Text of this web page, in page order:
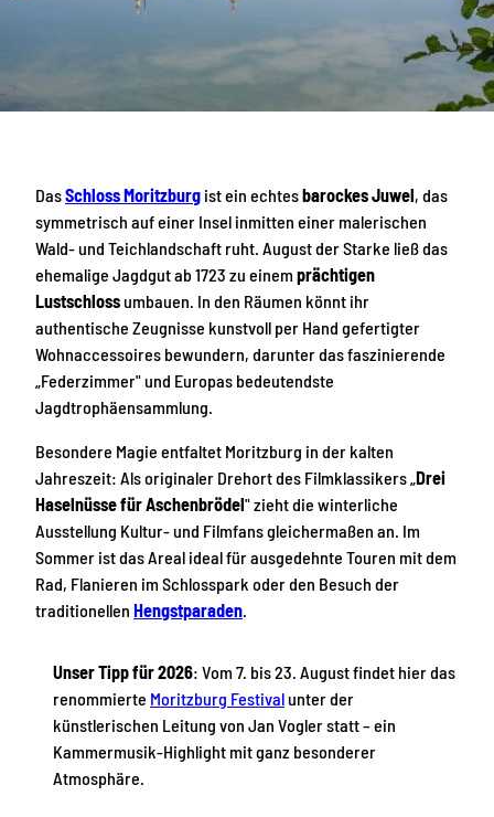
DasSchloss Moritzburg ist ein echtesbarockes Juwel, das
symmetrisch auf einer Insel inmitten einer malerischen
Wald- und Teichlandschaft ruht. August der Starke ließ das
ehemalige Jagdgut ab 1723 zu einem prächtigen
Lustschlossumbauen. In den Räumen könnt ihr
authentische Zeugnisse kunstvoll per Hand gefertigter
Wohnaccessoires bewundern, darunter das faszinierende
„Federzimmer" und Europas bedeutendste
Jagdtrophäensammlung.
Besondere Magie entfaltet Moritzburg in der kalten
Jahreszeit: Als originaler Drehort des Filmklassikers „Drei
Haselnüsse für Aschenbrödel" zieht die winterliche
Ausstellung Kultur- und Filmfans gleichermaßen an. Im
Sommer ist das Areal ideal für ausgedehnte Touren mit dem
Rad, Flanieren im Schlosspark oder den Besuch der
traditionellen Hengstparaden.
Unser Tipp für 2026: Vom 7. bis 23. August findet hier das
renommierte Moritzburg Festivalunter der
künstlerischen Leitung von Jan Vogler statt – ein
Kammermusik-Highlight mit ganz besonderer
Atmosphäre.